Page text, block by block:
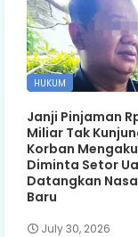
HUKUM
Janji Pinjaman
Miliar Tak
Korban
Diminta Setor
Datangkan
Baru
July 30, 2026